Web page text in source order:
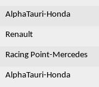
AlphaTauri-Honda
Renault
Racing Point-Mercedes
AlphaTauri-Honda